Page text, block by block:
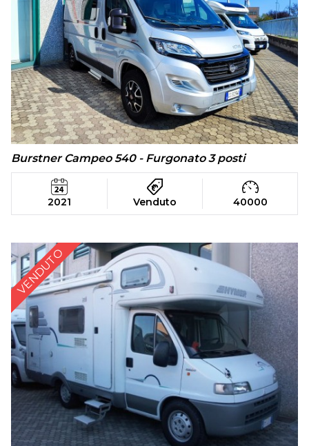
Burstner Campeo 540 - Furgonato 3 posti
2021 Venduto 40000
VENDUTO